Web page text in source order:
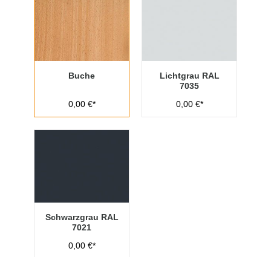
Buche
0,00 €*
Lichtgrau RAL
7035
0,00 €*
Schwarzgrau RAL
7021
0,00 €*